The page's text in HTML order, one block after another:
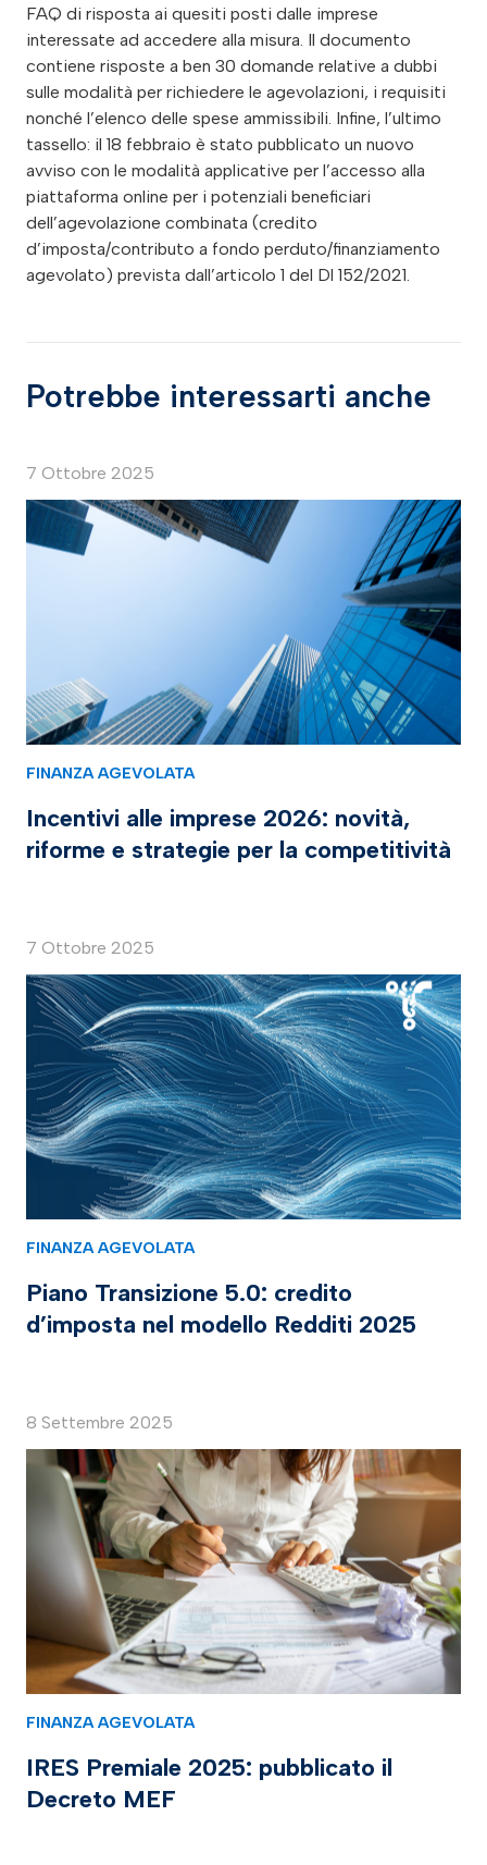
FAQ di risposta ai quesiti posti dalle imprese
interessate ad accedere alla misura. Il documento
contiene risposte a ben 30 domande relative a dubbi
sulle modalità per richiedere le agevolazioni, i requisiti
nonché l’elenco delle spese ammissibili. Infine, l’ultimo
tassello: il 18 febbraio è stato pubblicato un nuovo
avviso con le modalità applicative per l’accesso alla
piattaforma online per i potenziali beneficiari
dell’agevolazione combinata (credito
d’imposta/contributo a fondo perduto/finanziamento
agevolato) prevista dall’articolo 1 del Dl 152/2021.
Potrebbe interessarti anche
7 Ottobre 2025
FINANZA AGEVOLATA
Incentivi alle imprese 2026: novità,
riforme e strategie per la competitività
7 Ottobre 2025
FINANZA AGEVOLATA
Piano Transizione 5.0: credito
d’imposta nel modello Redditi 2025
8 Settembre 2025
FINANZA AGEVOLATA
IRES Premiale 2025: pubblicato il
Decreto MEF